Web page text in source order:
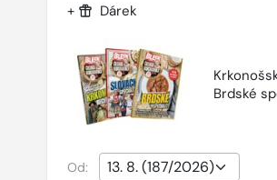
+ Dárek
Brdské
Od: